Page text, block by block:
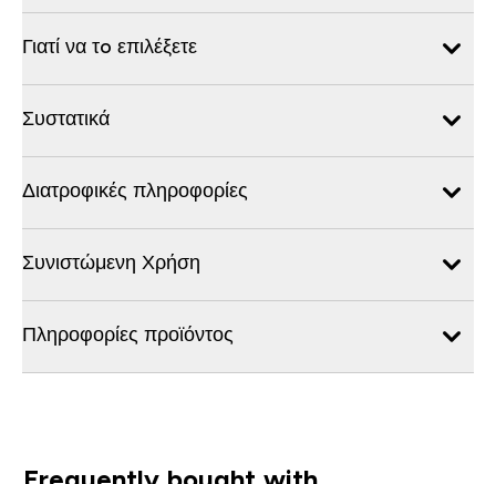
Γιατί να τo επιλέξετε
Συστατικά
Διατροφικές πληροφορίες
Συνιστώμενη Χρήση
Πληροφορίες προϊόντος